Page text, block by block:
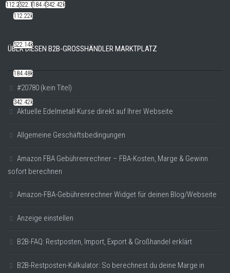
112.22k522.14k184.48k342.42k
ÜBER DIESEN B2B-GROSSHÄNDLER MARKTPLATZ
#20780 (kein Titel)
Aktuelle Edelmetall-Kurse direkt auf Ihrer Webseite
Allgemeine Geschäftsbedingungen
Amazon FBA Gebührenrechner – FBA-Kosten, Marge & Gewinn
sofort berechnen
Amazon-FBA-Gebührenrechner Widget für deinen Blog/Webseite
Anzeige einstellen
B2B-FAQ: Restposten, Import, Export & Großhandel erklärt
B2B-Restposten-Kalkulator: So berechnest du deine Marge in
112.22k
522.14k
184.48k
342.42k